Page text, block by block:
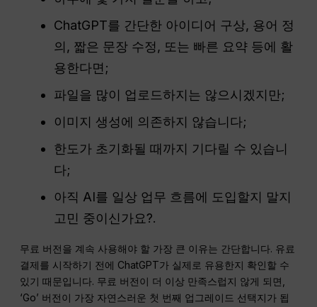
ChatGPT를 간단한 아이디어 구상, 용어 정
의, 짧은 문장 수정, 또는 빠른 요약 등에 활
용한다면;
파일을 많이 업로드하지는 않으시겠지만;
이미지 생성에 의존하지 않습니다;
한도가 초기화될 때까지 기다릴 수 있습니
다;
아직 AI를 일상 업무 흐름에 도입할지 말지
고민 중이신가요?.
무료 버전을 계속 사용해야 할 가장 큰 이유는 간단합니다. 유료
결제를 시작하기 전에 ChatGPT가 실제로 유용한지 확인할 수
있기 때문입니다. 무료 버전이 더 이상 만족스럽지 않게 되면,
‘Go’ 버전이 가장 자연스러운 첫 번째 업그레이드 선택지가 됩